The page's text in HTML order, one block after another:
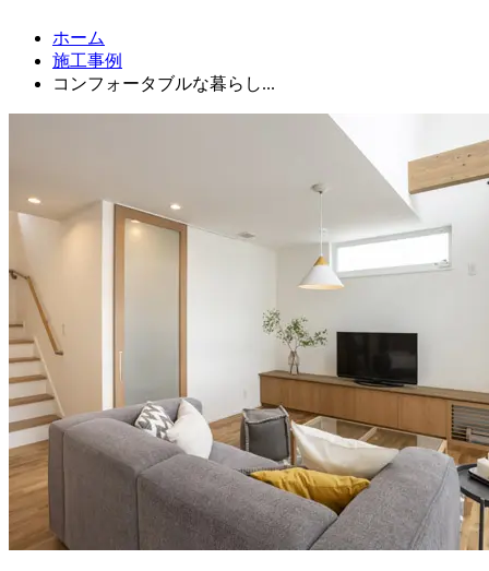
ホーム
施工事例
コンフォータブルな暮らし...